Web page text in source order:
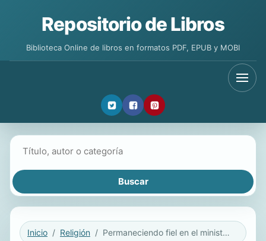
Repositorio de Libros
Biblioteca Online de libros en formatos PDF, EPUB y MOBI
Inicio Religión Permaneciendo fiel en el ministerio